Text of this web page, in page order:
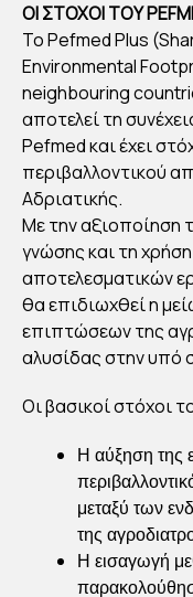
ΟΙ ΣΤΟΧΟΙ ΤΟΥ
Το Pefmed Plus
Environmental
neighbouring
αποτελεί τη
Pefmed και έχει
περιβαλλοντικού
Αδριατικής.
Με την αξιοποίηση
γνώσης και τη
αποτελεσματικών
θα επιδιωχθεί η
επιπτώσεων της
αλυσίδας στην υπό
Οι βασικοί στόχοι
Η αύξηση της
μεταξύ των
της
Η εισαγωγή